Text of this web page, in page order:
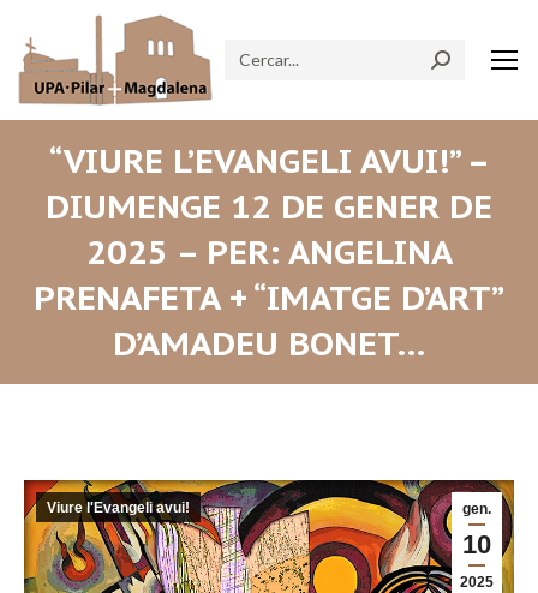
Search:
“VIURE L’EVANGELI AVUI!” –
DIUMENGE 12 DE GENER DE
2025 – PER: ANGELINA
PRENAFETA + “IMATGE D’ART”
D’AMADEU BONET…
gen.
10
2025
Viure l'Evangeli avui!